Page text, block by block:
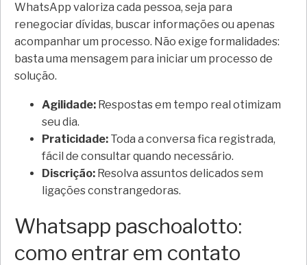
WhatsApp valoriza cada pessoa, seja para
renegociar dívidas, buscar informações ou apenas
acompanhar um processo. Não exige formalidades:
basta uma mensagem para iniciar um processo de
solução.
Agilidade: Respostas em tempo real otimizam
seu dia.
Praticidade: Toda a conversa fica registrada,
fácil de consultar quando necessário.
Discrição: Resolva assuntos delicados sem
ligações constrangedoras.
Whatsapp paschoalotto:
como entrar em contato